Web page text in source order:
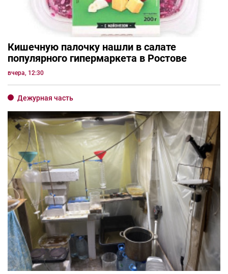
Кишечную палочку нашли в салате
популярного гипермаркета в Ростове
вчера, 12:30
Дежурная часть